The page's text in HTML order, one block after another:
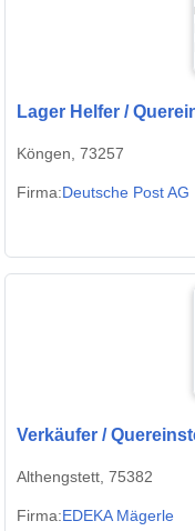
Lager Helfer /
Köngen, 73257
Firma:Deutsche Post AG
Verkäufer /
Althengstett, 75382
Firma:EDEKA Mägerle